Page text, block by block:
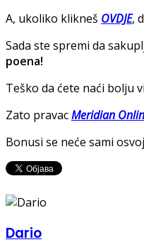
A, ukoliko klikneš OVDJE,
Sada ste spremi da
poena!
Teško da ćete naći bolju
Zato pravacMeridian
Bonusi se neće sami
Dario